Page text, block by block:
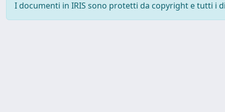
I documenti in IRIS sono protetti da copyright e tutti i